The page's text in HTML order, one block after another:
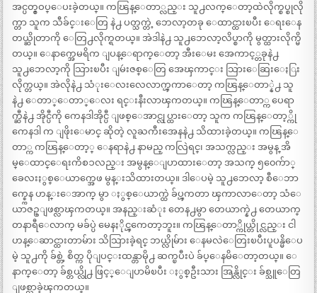
အင္ပတ္စ္ဝပ္ေပးခဲ့တယ္။ ကၽြန္ေတာ္လည္း သူ႕လက္ေတာ့ထဲလိုက္စပ္စုလို
က္တာ သူက သီခ်င္းေတြ နဲ႕ ပတ္သက္တဲ့ ဘေလာ့တခု ေထာင္ထားၿပီး ေရးေန
တယ္ဆိုတာကို ေတြ႕လိုက္ရတယ္။ အဲဒါနဲ႕ သူ႕ဘေလာ့လိပ္စာကို မွတ္ထားလိုက္မိ
တယ္။ ေနာက္အေမရိက ျပန္ေရာက္ေတာ့ အီးေမး အေကာင့္တခုနဲ႕
သူ႕ဘေလာ့ကို သြားၿပီး ျမဴးဇစ္ေတြ အေၾကာင္း သြားေဆြးေႏြး
လိုက္တယ္။ အဲလိုနဲ႕ သံုးေလးလေလာက္ၾကာေတာ့ ကၽြန္ေတာ္နဲ႕ သူ
နဲ႕ ေတာ္ေတာ္ေလး ရင္းနီးလာၾကတယ္။ ကၽြန္ေတာ္က ပေရာ
က္ဆီနဲ႕ အိုင္ပီကို ကေနဒါအိုင္ပီ ျဖစ္ေအာင္လုပ္ထားေတာ့ သူက ကၽြန္ေတာ့္ကို
ကေနဒါ က ျဖိုးေမာင္ ဆိုတဲ့ လူႀကီးအေနနဲ႕ သိထားခဲ့တယ္။ ကၽြန္ေ
တာ္က ကၽြန္ေတာ့္ ေနရာနဲ႕ နာမည္ ကလြဲရင္၊ အသက္လည္း အမွန္ အိ
မ္ေထာင္ေရးကိစၥလည္း အမွန္ေျပာထားေတာ့ အသက္ ၅၀ေက်ာ္
ခေလးႏွစ္ေယာက္အေဖ မွန္းသိထားတယ္။ ဒါေပမဲ့ သူ႕ဘေလာ့ စီေဘာ
က္စ္ကေန ဟန္းေအာက္ မွာ ႏွစ္ေယာက္ထဲ ခ်ပ္ၾကတာ ၾကာလာေတာ့ သံေ
ယာဇဥ္ျဖစ္လာၾကတယ္။ အနည္းဆံုး တေန႕မွာ တေယာက္နဲ႕ တေယာက္
တနာရီေလာက္ မခ်ပ္ပဲ မေနႏိုင္ၾကေတာ့ဘူး။ ကၽြန္ေတာ္ကိုယ္တိုင္လည္း ငါ
ဟန္ေဆာင္ထားတာမ်ား သိသြားခဲ့ရင္ ဘယ္လိုမ်ား ေနမလဲေတြးၿပီးပူပန္မိေပ
မဲ့ သူ႕ကို ခ်စ္တဲ့ စိတ္က ပိုျပင္းထန္တာမို႕ ဆက္ၿပီးပဲ ခ်ပ္ေနမိေတာ့တယ္။ ေ
နာက္ေတာ့ ခ်စ္တယ္လို႕ ဖြင့္ေျပာမိၿပီး ႏွစ္ဦးသား အြန္လိုင္း ခ်စ္သူေတြ
ျဖစ္လာခဲ့ၾကတယ္။